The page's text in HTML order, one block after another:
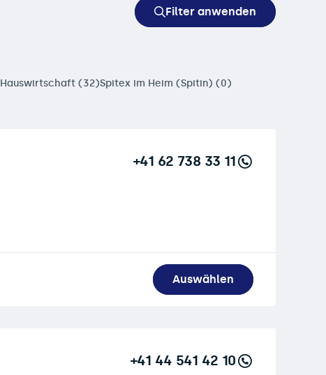
Filter anwenden
Hauswirtschaft (32)Spitex im Heim (Spitin) (0)
+41 62 738 33 11
Auswählen
+41 44 541 42 10